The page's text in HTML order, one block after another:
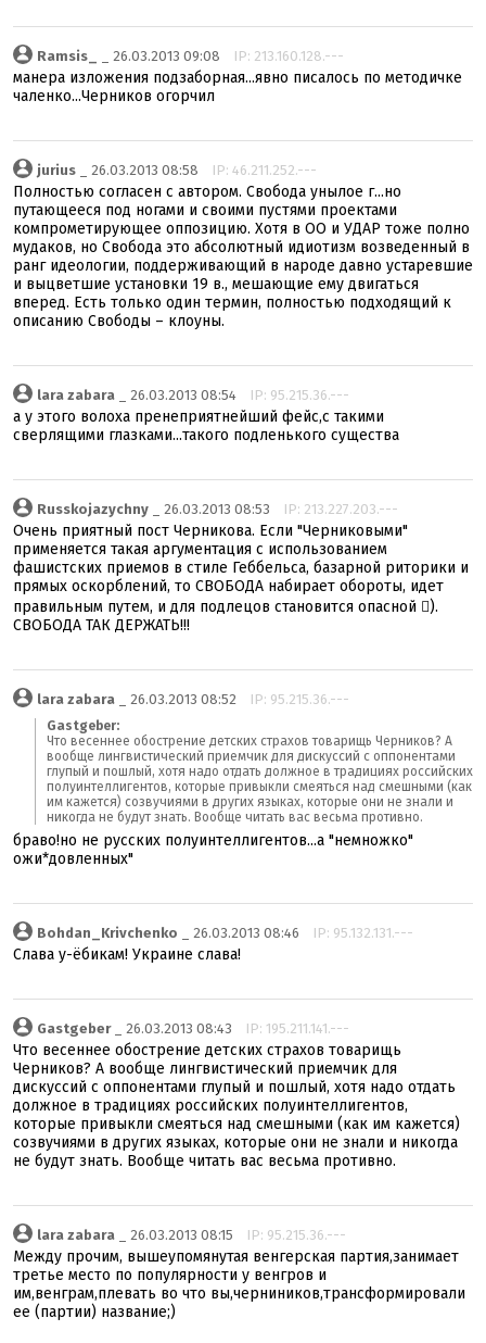
Ramsis_ _ 26.03.2013 09:08 IP: 213.160.128.---
манера изложения подзаборная...явно писалось по методичке
чаленко...Черников огорчил
jurius _ 26.03.2013 08:58 IP: 46.211.252.---
Полностью согласен с автором. Свобода унылое г...но
путающееся под ногами и своими пустями проектами
компрометирующее оппозицию. Хотя в ОО и УДАР тоже полно
мудаков, но Свобода это абсолютный идиотизм возведенный в
ранг идеологии, поддерживающий в народе давно устаревшие
и выцветшие установки 19 в., мешающие ему двигаться
вперед. Есть только один термин, полностью подходящий к
описанию Свободы – клоуны.
lara zabara _ 26.03.2013 08:54 IP: 95.215.36.---
а у этого волоха пренеприятнейший фейс,с такими
сверлящими глазками...такого подленького существа
Russkojazychny _ 26.03.2013 08:53 IP: 213.227.203.---
Очень приятный пост Черникова. Если "Черниковыми"
применяется такая аргументация с использованием
фашистских приемов в стиле Геббельса, базарной риторики и
прямых оскорблений, то СВОБОДА набирает обороты, идет
правильным путем, и для подлецов становится опасной ).
СВОБОДА ТАК ДЕРЖАТЬ!!!
lara zabara _ 26.03.2013 08:52 IP: 95.215.36.---
Gastgeber:
Что весеннее обострение детских страхов товарищь Черников? А
вообще лингвистический приемчик для дискуссий с оппонентами
глупый и пошлый, хотя надо отдать должное в традициях российских
полуинтеллигентов, которые привыкли смеяться над смешными (как
им кажется) созвучиями в других языках, которые они не знали и
никогда не будут знать. Вообще читать вас весьма противно.
браво!но не русских полуинтеллигентов...а "немножко"
ожи*довленных"
Bohdan_Krivchenko _ 26.03.2013 08:46 IP: 95.132.131.---
Слава у-ёбикам! Украине слава!
Gastgeber_ 26.03.2013 08:43 IP: 195.211.141.---
Что весеннее обострение детских страхов товарищь
Черников? А вообще лингвистический приемчик для
дискуссий с оппонентами глупый и пошлый, хотя надо отдать
должное в традициях российских полуинтеллигентов,
которые привыкли смеяться над смешными (как им кажется)
созвучиями в других языках, которые они не знали и никогда
не будут знать. Вообще читать вас весьма противно.
lara zabara _ 26.03.2013 08:15 IP: 95.215.36.---
Между прочим, вышеупомянутая венгерская партия,занимает
третье место по популярности у венгров и
им,венграм,плевать во что вы,черниников,трансформировали
ее (партии) название;)